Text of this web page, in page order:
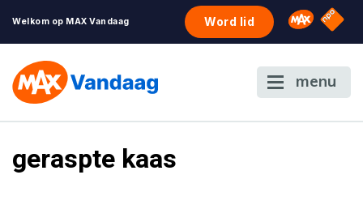
Welkom op MAX Vandaag Word lid Omroep
NPO
menu
geraspte kaas